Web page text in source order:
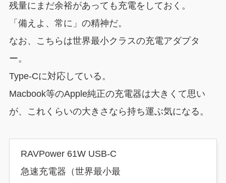
残量にまだ余裕があっても充電をしておく。
「備えよ、常に」の精神だ。
なお、こちらは世界最小クラスの充電アダプタ
ー。
Type-Cに対応している。
Macbook等のApple純正の充電器は大きくて思い
が、これくらいの大きさなら持ち運ぶ気になる。
RAVPower 61W USB-C
急速充電器（世界最小最